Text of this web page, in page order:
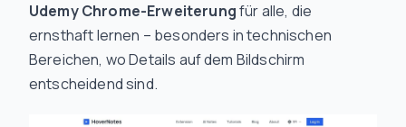
Udemy Chrome-Erweiterungfür alle, die
ernsthaft lernen – besonders in technischen
Bereichen, wo Details auf dem Bildschirm
entscheidend sind.